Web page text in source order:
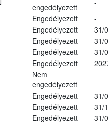
engedélyezett
-
Engedélyezett
-
Engedélyezett
31/
Engedélyezett
31/
Engedélyezett
31/
Engedélyezett
Nem
engedélyezett
Engedélyezett
31/
Engedélyezett
31/
Engedélyezett
31/